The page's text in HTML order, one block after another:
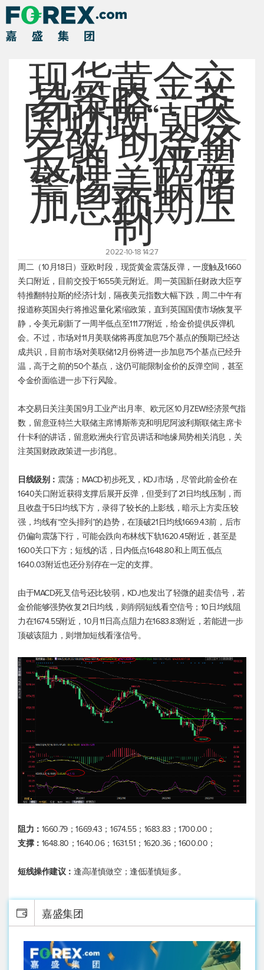
现货黄金交
易策略：英
国财政“朝令
夕改”助金价
反弹，仍需
警惕美联储
加息预期压
制
2022-10-18 14:27
周二（10月18日）亚欧时段， 现货黄金震荡反弹，一度触及1660
关口附近，目前交投于1655美元附近。周一英国新任财政大臣亨
特推翻特拉斯的经济计划，隔夜美元指数大幅下跌，周二中午有
报道称英国央行将推迟量化紧缩政策，直到英国国债市场恢复平
静，令美元刷新了一周半低点至111.77附近，给金价提供反弹机
会。不过，市场对11月美联储将再度加息75个基点的预期已经达
成共识，目前市场对美联储12月份将进一步加息75个基点已经升
温，高于之前的50个基点，这仍可能限制金价的反弹空间，甚至
令金价面临进一步下行风险。
本交易日关注美国9月工业产出月率、欧元区10月ZEW经济景气指
数，留意亚特兰大联储主席博斯蒂克和明尼阿波利斯联储主席卡
什卡利的讲话，留意欧洲央行官员讲话和地缘局势相关消息，关
注英国财政政策进一步消息。
日线级别： 震荡；MACD初步死叉，KDJ市场，尽管此前金价在
1640关口附近获得支撑后展开反弹，但受到了21日均线压制，而
且收盘于5日均线下方，录得了较长的上影线，暗示上方卖压较
强，均线有“空头排列”的趋势，在顶破21日均线1669.43前，后市
仍偏向震荡下行，可能会跌向布林线下轨1620.45附近，甚至是
1600关口下方；短线的话，日内低点1648.80和上周五低点
1640.03附近也还分别存在一定的支撑。
由于MACD死叉信号还比较弱，KDJ也发出了轻微的超卖信号，若
金价能够强势收复21日均线，则削弱短线看空信号；10日均线阻
力在1674.55附近，10月11日高点阻力在1683.83附近，若能进一步
顶破该阻力，则增加短线看涨信号。
阻力： 1660.79；1669.43；1674.55；1683.83；1700.00；
支撑： 1648.80；1640.06；1631.51；1620.36；1600.00；
短线操作建议：逢高谨慎做空；逢低谨慎短多。
嘉盛集团